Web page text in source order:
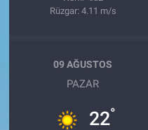
Rüzgar: 4.11 m/s
09 AĞUSTOS
PAZAR
22°